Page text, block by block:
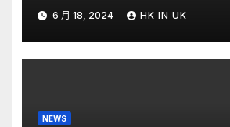
6 月 18, 2024 HK IN UK
NEWS